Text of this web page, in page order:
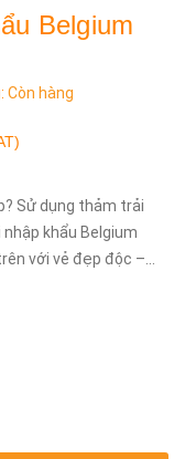
Belgium
Còn hàng
)
Sử dụng thảm trải
khẩu Belgium
với vẻ đẹp độc –...